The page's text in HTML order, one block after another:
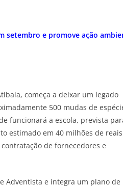
setembro e promove ação
começa a deixar um legado
500 mudas de
funcionará a escola, prevista
estimado em 40 milhões de
de fornecedores e
Adventista e integra um plano de